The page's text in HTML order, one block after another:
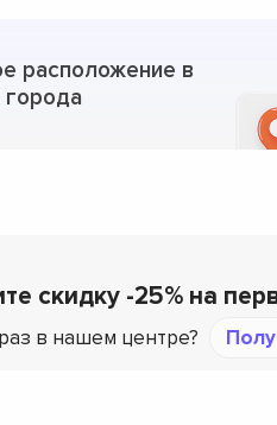
расположение в
города
скидку -25% на
в нашем центре?